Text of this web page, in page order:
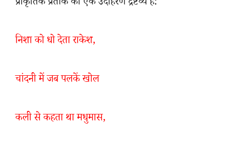
निशा को धो देता राकेश,
चांदनी में जब पलकें खोल
कली से कहता था मधुमास,